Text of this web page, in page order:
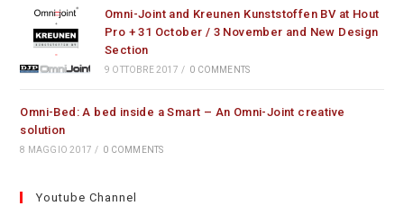
Omni-Joint and Kreunen Kunststoffen BV at Hout
Pro + 31 October / 3 November and New Design
Section
9 OTTOBRE 2017 / 0 COMMENTS
Omni-Bed: A bed inside a Smart – An Omni-Joint creative
solution
8 MAGGIO 2017 / 0 COMMENTS
Youtube Channel